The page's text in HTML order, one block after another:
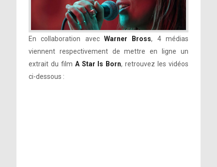
En collaboration avec Warner Bross, 4 médias
viennent respectivement de mettre en ligne un
extrait du film A Star Is Born, retrouvez les vidéos
ci-dessous :